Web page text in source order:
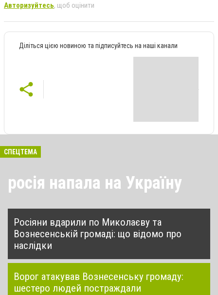
Авторизуйтесь, щоб оцінити
Діліться цією новиною та підписуйтесь на наші канали
СПЕЦТЕМА
росія напала на Україну
Росіяни вдарили по Миколаєву та
Вознесенській громаді: що відомо про
наслідки
Ворог атакував Вознесенську громаду:
шестеро людей постраждали